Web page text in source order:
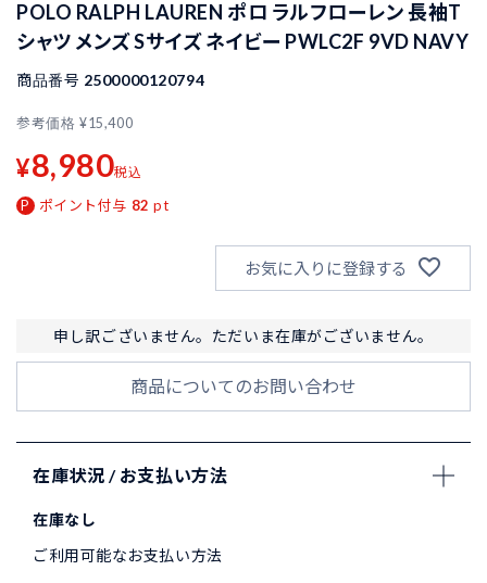
POLO RALPH LAUREN ポロ ラルフローレン 長袖T
シャツ メンズ Sサイズ ネイビー PWLC2F 9VD NAVY
商品番号 2500000120794
参考価格 ¥15,400
¥8,980税込
ポイント付与 82 pt
お気に入りに登録する
申し訳ございません。ただいま在庫がございません。
商品についてのお問い合わせ
在庫状況 / お支払い方法
在庫なし
ご利用可能なお支払い方法